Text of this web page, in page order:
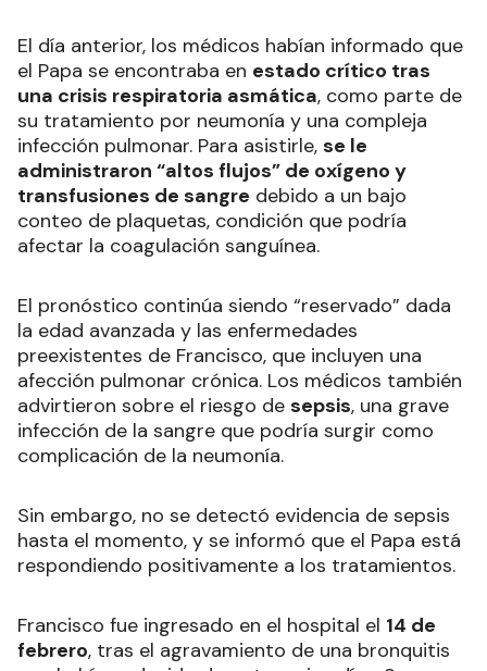
El día anterior, los médicos habían informado que
el Papa se encontraba en estado crítico tras
una crisis respiratoria asmática, como parte de
su tratamiento por neumonía y una compleja
infección pulmonar. Para asistirle, se le
administraron “altos flujos” de oxígeno y
transfusiones de sangre debido a un bajo
conteo de plaquetas, condición que podría
afectar la coagulación sanguínea.
El pronóstico continúa siendo “reservado” dada
la edad avanzada y las enfermedades
preexistentes de Francisco, que incluyen una
afección pulmonar crónica. Los médicos también
advirtieron sobre el riesgo de sepsis, una grave
infección de la sangre que podría surgir como
complicación de la neumonía.
Sin embargo, no se detectó evidencia de sepsis
hasta el momento, y se informó que el Papa está
respondiendo positivamente a los tratamientos.
Francisco fue ingresado en el hospital el 14 de
febrero, tras el agravamiento de una bronquitis